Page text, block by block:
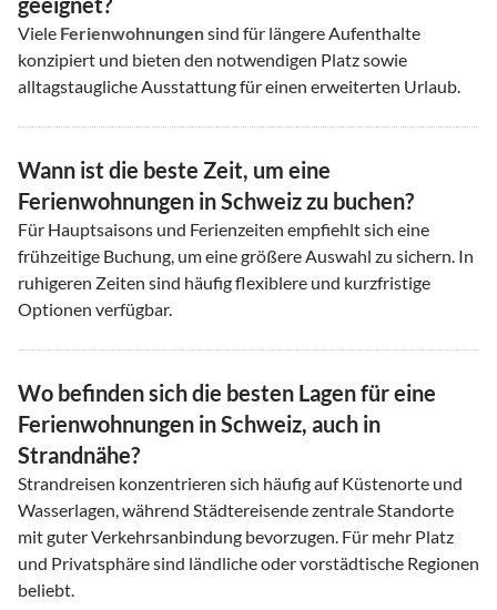
Viele Ferienwohnungensind für längere Aufenthalte
konzipiert und bieten den notwendigen Platz sowie
alltagstaugliche Ausstattung für einen erweiterten Urlaub.
Wann ist die beste Zeit, um eine
Ferienwohnungen in Schweiz zu buchen?
Für Hauptsaisons und Ferienzeiten empfiehlt sich eine
frühzeitige Buchung, um eine größere Auswahl zu sichern. In
ruhigeren Zeiten sind häufig flexiblere und kurzfristige
Optionen verfügbar.
Wo befinden sich die besten Lagen für eine
Ferienwohnungen in Schweiz, auch in
Strandnähe?
Strandreisen konzentrieren sich häufig auf Küstenorte und
Wasserlagen, während Städtereisende zentrale Standorte
mit guter Verkehrsanbindung bevorzugen. Für mehr Platz
und Privatsphäre sind ländliche oder vorstädtische Regionen
beliebt.